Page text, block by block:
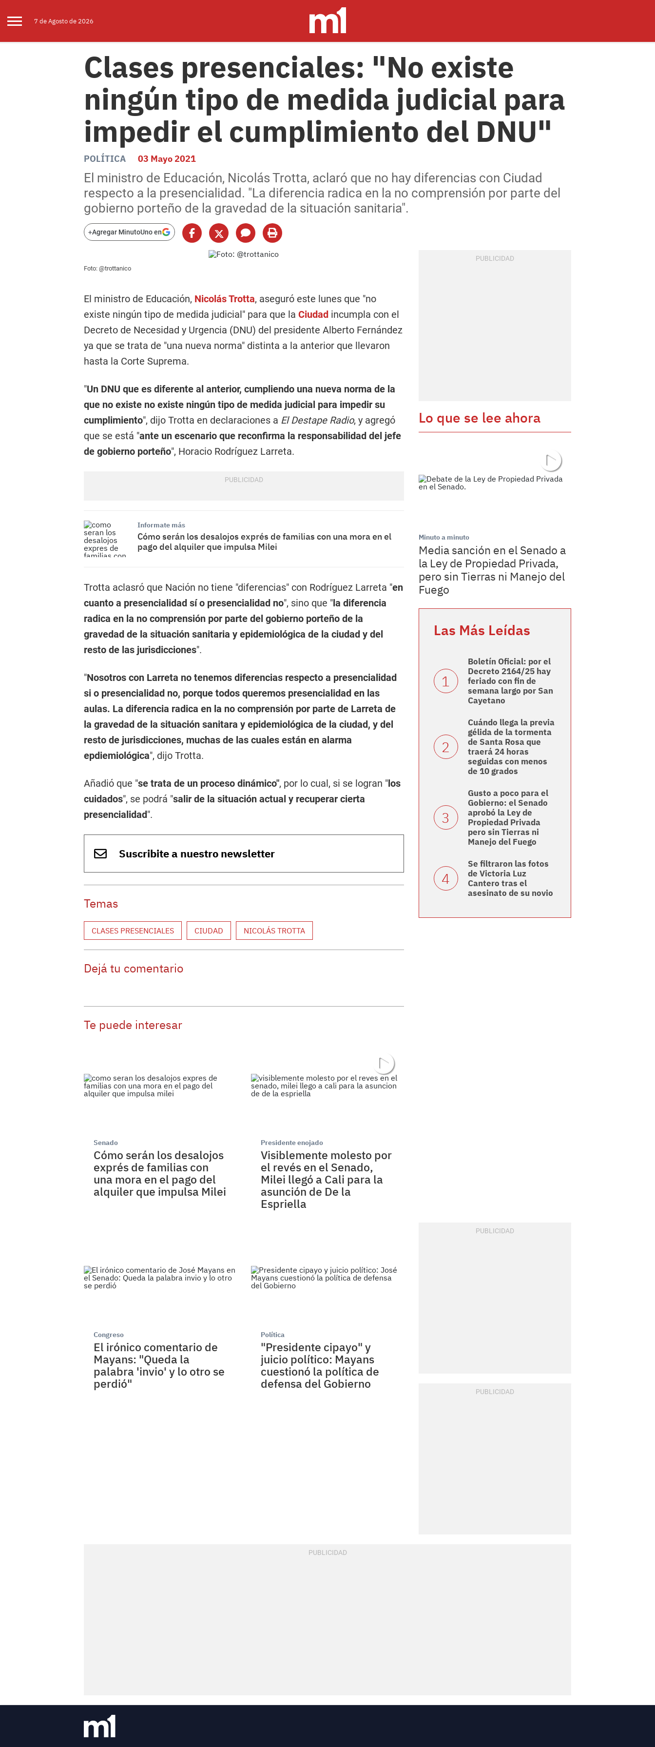
7 deAgostode 2026
Clases presenciales: "No existe
ningún tipo de medida judicial para
impedir el cumplimiento del DNU"
POLÍTICA 03 Mayo 2021
El ministro de Educación, Nicolás Trotta, aclaró que no hay diferencias con Ciudad
respecto a la presencialidad. "La diferencia radica en la no comprensión por parte del
gobierno porteño de la gravedad de la situación sanitaria".
+Agregar MinutoUno en
Foto: @trottanico
El ministro de Educación, Nicolás Trotta, aseguró este lunes que "no
existe ningún tipo de medida judicial" para que la Ciudad incumpla con el
Decreto de Necesidad y Urgencia (DNU) del presidente Alberto Fernández
ya que se trata de "una nueva norma" distinta a la anterior que llevaron
hasta la Corte Suprema.
"Un DNU que es diferente al anterior, cumpliendo una nueva norma de la
que no existe no existe ningún tipo de medida judicial para impedir su
cumplimiento", dijo Trotta en declaraciones a El Destape Radio, y agregó
que se está "ante un escenario que reconfirma la responsabilidad del jefe
de gobierno porteño", Horacio Rodríguez Larreta.
Informate más
Cómo serán los desalojos exprés de familias con una mora en el
pago del alquiler que impulsa Milei
Trotta aclasró que Nación no tiene "diferencias" con Rodríguez Larreta "en
cuanto a presencialidad sí o presencialidad no", sino que "la diferencia
radica en la no comprensión por parte del gobierno porteño de la
gravedad de la situación sanitaria y epidemiológica de la ciudad y del
resto de las jurisdicciones".
"Nosotros con Larreta no tenemos diferencias respecto a presencialidad
si o presencialidad no, porque todos queremos presencialidad en las
aulas. La diferencia radica en la no comprensión por parte de Larreta de
la gravedad de la situación sanitara y epidemiológica de la ciudad, y del
resto de jurisdicciones, muchas de las cuales están en alarma
epdiemiológica", dijo Trotta.
Añadió que "se trata de un proceso dinámico", por lo cual, si se logran "los
cuidados", se podrá "salir de la situación actual y recuperar cierta
presencialidad".
Suscribite a nuestro newsletter
Temas
CLASES PRESENCIALES CIUDAD NICOLÁS TROTTA
Dejá tu comentario
Te puede interesar
Senado
Cómo serán los desalojos
exprés de familias con
una mora en el pago del
alquiler que impulsa Milei
Presidente enojado
Visiblemente molesto por
el revés en el Senado,
Milei llegó a Cali para la
asunción de De la
Espriella
Congreso
El irónico comentario de
Mayans: "Queda la
palabra 'invio' y lo otro se
perdió"
Política
"Presidente cipayo" y
juicio político: Mayans
cuestionó la política de
defensa del Gobierno
Lo que se lee ahora
Minuto a minuto
Media sanción en el Senado a
la Ley de Propiedad Privada,
pero sin Tierras ni Manejo del
Fuego
Las Más Leídas
Boletín Oficial: por el
Decreto 2164/25 hay
feriado con fin de
semana largo por San
Cayetano
Cuándo llega la previa
gélida de la tormenta
de Santa Rosa que
traerá 24 horas
seguidas con menos
de 10 grados
Gusto a poco para el
Gobierno: el Senado
aprobó la Ley de
Propiedad Privada
pero sin Tierras ni
Manejo del Fuego
Se filtraron las fotos
de Victoria Luz
Cantero tras el
asesinato de su novio